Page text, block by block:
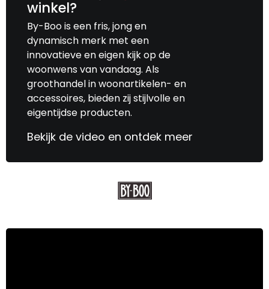
winkel?
By-Boo is een fris, jong en
dynamisch merk met een
innovatieve en eigen kijk op de
woonwens van vandaag. Als
groothandel in woonartikelen- en
accessoires, bieden zij stijlvolle en
eigentijdse producten.
Bekijk de video en ontdek meer